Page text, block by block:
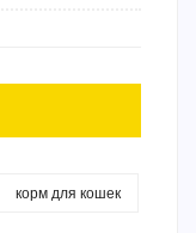
корм для кошек